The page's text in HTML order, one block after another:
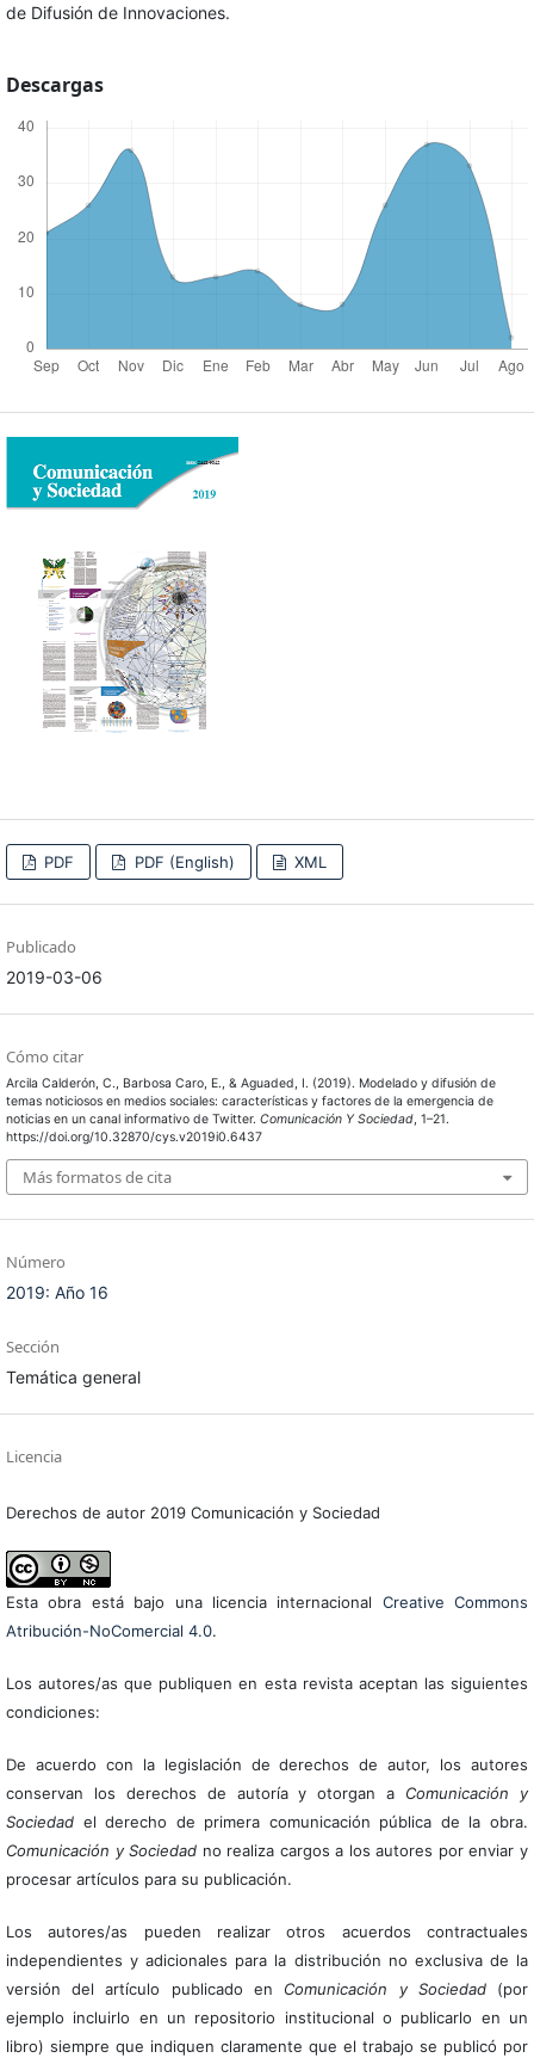
de Difusión de Innovaciones.
Descargas
PDF PDF (English) XML
Publicado
2019-03-06
Cómo citar
Arcila Calderón, C., Barbosa Caro, E., & Aguaded, I. (2019). Modelado y difusión de
temas noticiosos en medios sociales: características y factores de la emergencia de
noticias en un canal informativo de Twitter. Comunicación Y Sociedad, 1–21.
https://doi.org/10.32870/cys.v2019i0.6437
Más formatos de cita
Número
2019: Año 16
Sección
Temática general
Licencia
Derechos de autor 2019 Comunicación y Sociedad
Esta obra está bajo una licencia internacional Creative Commons
Atribución-NoComercial 4.0.
Los autores/as que publiquen en esta revista aceptan las siguientes
condiciones:
De acuerdo con la legislación de derechos de autor, los autores
conservan los derechos de autoría y otorgan a Comunicación y
Sociedadel derecho de primera comunicación pública de la obra.
Comunicación y Sociedad no realiza cargos a los autores por enviar y
procesar artículos para su publicación.
Los autores/as pueden realizar otros acuerdos contractuales
independientes y adicionales para la distribución no exclusiva de la
versión del artículo publicado en Comunicación y Sociedad(por
ejemplo incluirlo en un repositorio institucional o publicarlo en un
libro) siempre que indiquen claramente que el trabajo se publicó por